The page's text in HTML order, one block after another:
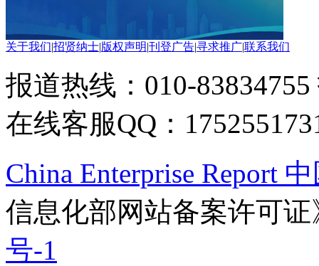
关于我们|招贤纳士|版权声明|刊登广告|寻求推广|联系我们
报道热线：010-83834755
在线客服QQ：
China Enterprise Report
信息化部网站备案许可
号-1